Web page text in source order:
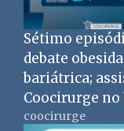
Sétimo
debate
bariátrica;
Coocirurge no
coocirurge